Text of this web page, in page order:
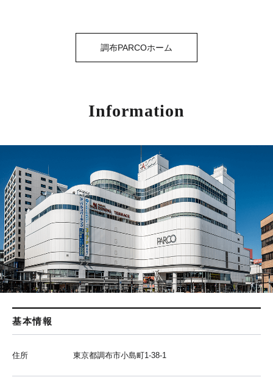
調布PARCOホーム
Information
基本情報
住所 東京都調布市小島町1-38-1